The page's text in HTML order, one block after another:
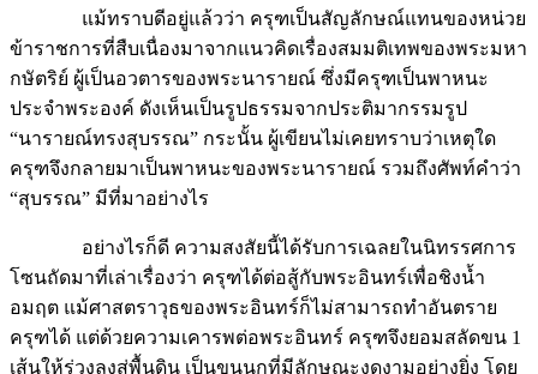
แม้ทราบดีอยู่แล้วว่า ครุฑเป็นสัญลักษณ์แทนของหน่วย
ข้าราชการที่สืบเนื่องมาจากแนวคิดเรื่องสมมติเทพของพระมหา
กษัตริย์ ผู้เป็นอวตารของพระนารายณ์ ซึ่งมีครุฑเป็นพาหนะ
ประจำพระองค์ ดังเห็นเป็นรูปธรรมจากประติมากรรมรูป
“นารายณ์ทรงสุบรรณ” กระนั้น ผู้เขียนไม่เคยทราบว่าเหตุใด
ครุฑจึงกลายมาเป็นพาหนะของพระนารายณ์ รวมถึงศัพท์คำว่า
“สุบรรณ” มีที่มาอย่างไร
อย่างไรก็ดี ความสงสัยนี้ได้รับการเฉลยในนิทรรศการ
โซนถัดมาที่เล่าเรื่องว่า ครุฑได้ต่อสู้กับพระอินทร์เพื่อชิงน้ำ
อมฤต แม้ศาสตราวุธของพระอินทร์ก็ไม่สามารถทำอันตราย
ครุฑได้ แต่ด้วยความเคารพต่อพระอินทร์ ครุฑจึงยอมสลัดขน 1
เส้นให้ร่วงลงสู่พื้นดิน เป็นขนนกที่มีลักษณะงดงามอย่างยิ่ง โดย